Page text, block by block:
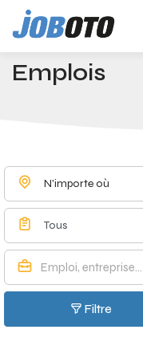
Skip to main content
Accueil Emplois à
Emplois
N'importe où
Tous
Filtre